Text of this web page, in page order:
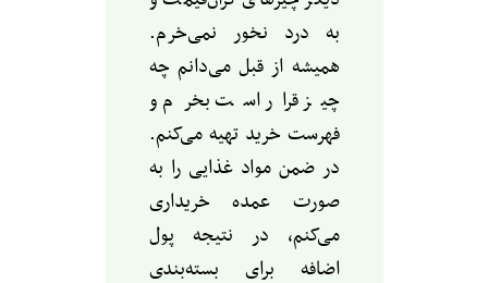
به درد نخور نمی‌خرم.
همیشه از قبل می‌دانم چه
چیز قرار است بخرم و
فهرست خرید تهیه می‌کنم.
در ضمن مواد غذایی را به
صورت عمده خریداری
می‌کنم، در نتیجه پول
اضافه برای بسته‌بندی